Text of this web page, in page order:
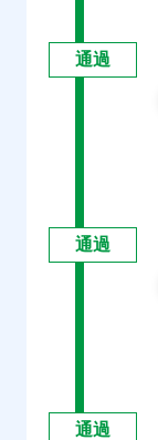
通過
通過
通過